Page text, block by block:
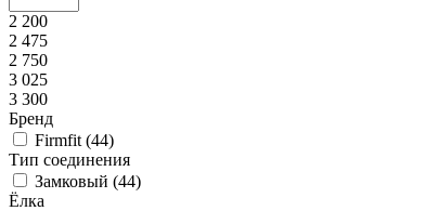
2 200
2 475
2 750
3 025
3 300
Бренд
Firmfit (44)
Тип соединения
Замковый (44)
Ёлка